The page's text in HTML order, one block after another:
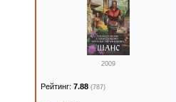
2009
Рейтинг: 7.88 (787)